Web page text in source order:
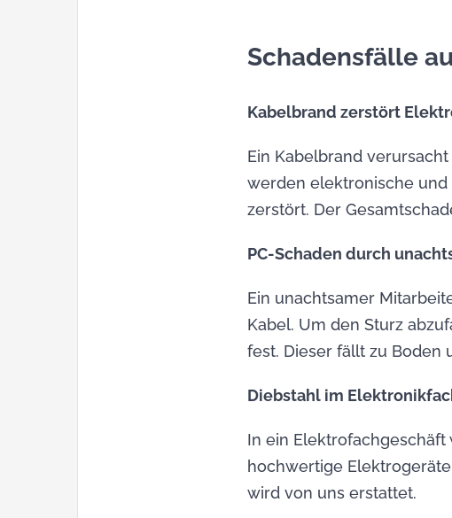
Schadensfälle
Kabelbrand zerstört
Ein Kabelbrand verursacht
werden elektronische
zerstört. Der
PC-Schaden durch
Ein unachtsamer
Kabel. Um den Sturz
fest. Dieser fällt zu Boden
Diebstahl im
In ein
hochwertige
wird von uns erstattet.